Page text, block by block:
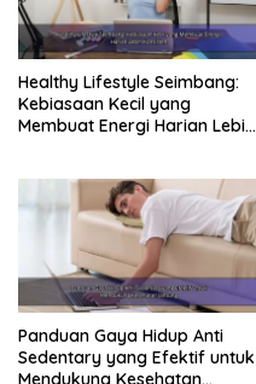
Healthy Lifestyle Seimbang:
Kebiasaan Kecil yang
Membuat Energi Harian Lebih
Panduan Gaya Hidup Anti
Sedentary yang Efektif untuk
Mendukung Kesehatan